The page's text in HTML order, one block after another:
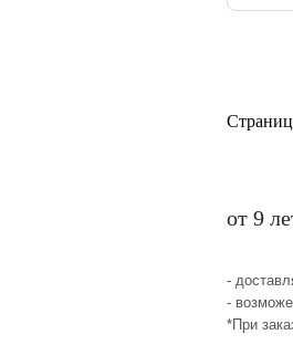
от 9
-
-
*При